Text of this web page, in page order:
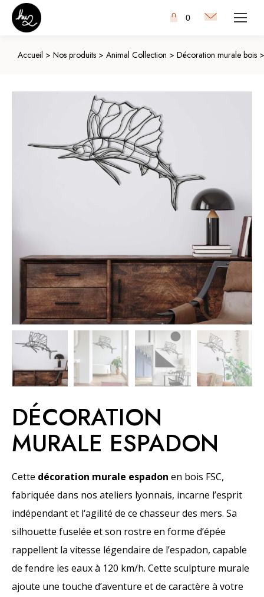
0
Accueil > Nos produits> Animal Collection > Décoration murale bois
DÉCORATION
MURALE ESPADON
Cette décoration murale espadon en bois FSC,
fabriquée dans nos ateliers lyonnais, incarne l’esprit
indépendant et l‘agilité de ce chasseur des mers. Sa
silhouette fuselée et son rostre en forme d’épée
rappellent la vitesse légendaire de l’espadon, capable
de fendre les eaux à 120 km/h. Cette sculpture murale
ajoute une touche d’aventure et de caractère à votre